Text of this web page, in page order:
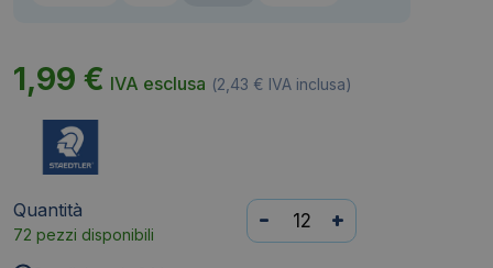
1,99 € IVA esclusa (2,43 € IVA inclusa)
Quantità
72 pezzi disponibili
Matita
vetrografica
- +